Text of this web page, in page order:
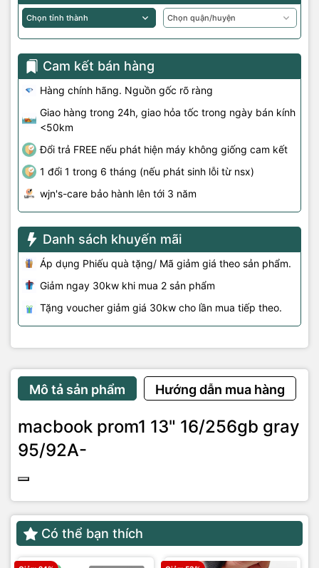
Cam kết bán hàng
Hàng chính hãng. Nguồn gốc rõ ràng
Giao hàng trong 24h, giao hỏa tốc trong ngày bán kính
<50km
Đổi trả FREE nếu phát hiện máy không giống cam kết
1 đổi 1 trong 6 tháng (nếu phát sinh lỗi từ nsx)
wjn's-care bảo hành lên tới 3 năm
Danh sách khuyến mãi
Áp dụng Phiếu quà tặng/ Mã giảm giá theo sản phẩm.
Giảm ngay 30kw khi mua 2 sản phẩm
Tặng voucher giảm giá 30kw cho lần mua tiếp theo.
Mô tả sản phẩm Hướng dẫn mua hàng
macbook prom1 13" 16/256gb gray
95/92A-
Có thể bạn thích